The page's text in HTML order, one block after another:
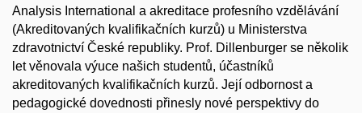
Analysis International a akreditace profesního vzdělávání
(Akreditovaných kvalifikačních kurzů) u Ministerstva
zdravotnictví České republiky. Prof. Dillenburger se několik
let věnovala výuce našich studentů, účastníků
akreditovaných kvalifikačních kurzů. Její odbornost a
pedagogické dovednosti přinesly nové perspektivy do